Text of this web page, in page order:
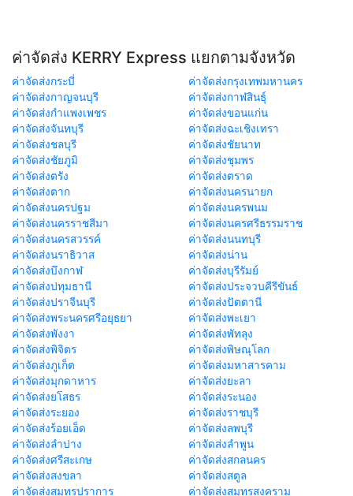
ค่าจัดส่ง KERRY Express แยกตามจังหวัด
ค่าจัดส่งกระบี่
ค่าจัดส่งกรุงเทพมหานคร
ค่าจัดส่งกาญจนบุรี
ค่าจัดส่งกาฬสินธุ์
ค่าจัดส่งกำแพงเพชร
ค่าจัดส่งขอนแก่น
ค่าจัดส่งจันทบุรี
ค่าจัดส่งฉะเชิงเทรา
ค่าจัดส่งชลบุรี
ค่าจัดส่งชัยนาท
ค่าจัดส่งชัยภูมิ
ค่าจัดส่งชุมพร
ค่าจัดส่งตรัง
ค่าจัดส่งตราด
ค่าจัดส่งตาก
ค่าจัดส่งนครนายก
ค่าจัดส่งนครปฐม
ค่าจัดส่งนครพนม
ค่าจัดส่งนครราชสีมา
ค่าจัดส่งนครศรีธรรมราช
ค่าจัดส่งนครสวรรค์
ค่าจัดส่งนนทบุรี
ค่าจัดส่งนราธิวาส
ค่าจัดส่งน่าน
ค่าจัดส่งบึงกาฬ
ค่าจัดส่งบุรีรัมย์
ค่าจัดส่งปทุมธานี
ค่าจัดส่งประจวบคีรีขันธ์
ค่าจัดส่งปราจีนบุรี
ค่าจัดส่งปัตตานี
ค่าจัดส่งพระนครศรีอยุธยา
ค่าจัดส่งพะเยา
ค่าจัดส่งพังงา
ค่าจัดส่งพัทลุง
ค่าจัดส่งพิจิตร
ค่าจัดส่งพิษณุโลก
ค่าจัดส่งภูเก็ต
ค่าจัดส่งมหาสารคาม
ค่าจัดส่งมุกดาหาร
ค่าจัดส่งยะลา
ค่าจัดส่งยโสธร
ค่าจัดส่งระนอง
ค่าจัดส่งระยอง
ค่าจัดส่งราชบุรี
ค่าจัดส่งร้อยเอ็ด
ค่าจัดส่งลพบุรี
ค่าจัดส่งลำปาง
ค่าจัดส่งลำพูน
ค่าจัดส่งศรีสะเกษ
ค่าจัดส่งสกลนคร
ค่าจัดส่งสงขลา
ค่าจัดส่งสตูล
ค่าจัดส่งสมุทรปราการ
ค่าจัดส่งสมุทรสงคราม